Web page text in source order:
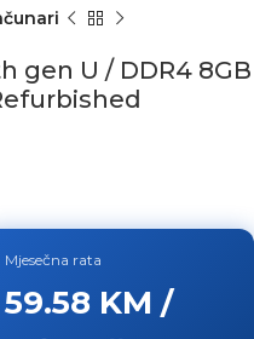
gen U / DDR4 8GB
Mjesečna rata
59.58 KM /